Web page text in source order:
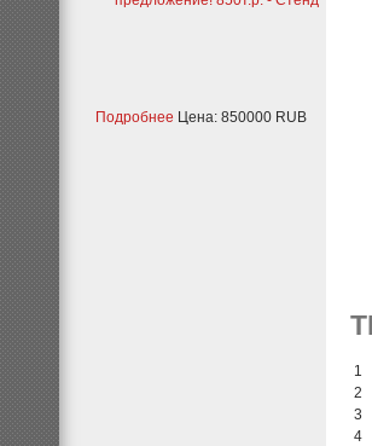
Подробнее Цена: 850000 RUB
1
2
3
4